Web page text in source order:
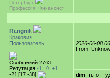
Петербург
Профессия: Финансист
Rangnik
Краковия
Пользователь
Сообщений 2763
Репутация -1 | 0 |+1
-21 [17 -38]
2026-06-08
From:
dim , ты от